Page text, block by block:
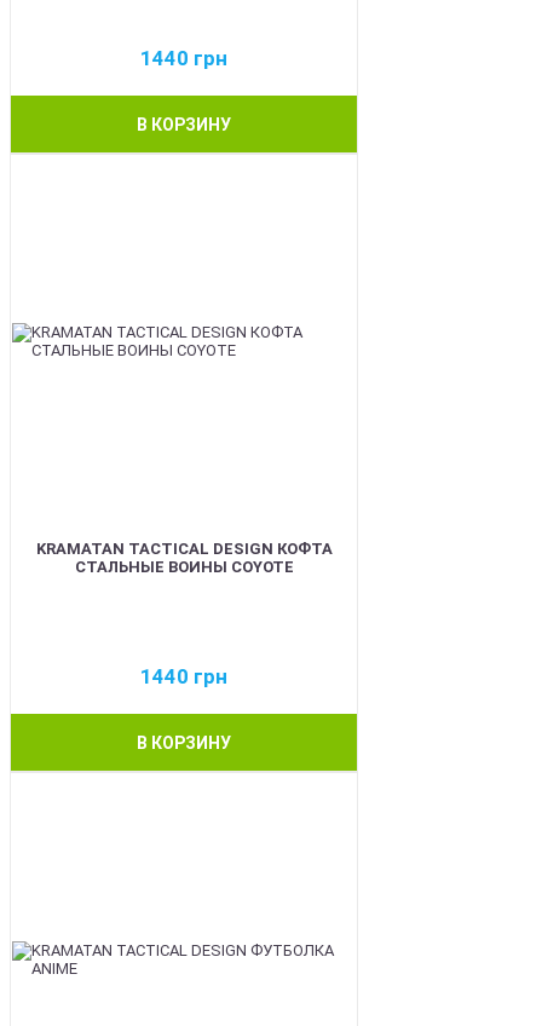
1440 грн
В КОРЗИНУ
KRAMATAN TACTICAL DESIGN КОФТА
СТАЛЬНЫЕ ВОИНЫ COYOTE
1440 грн
В КОРЗИНУ